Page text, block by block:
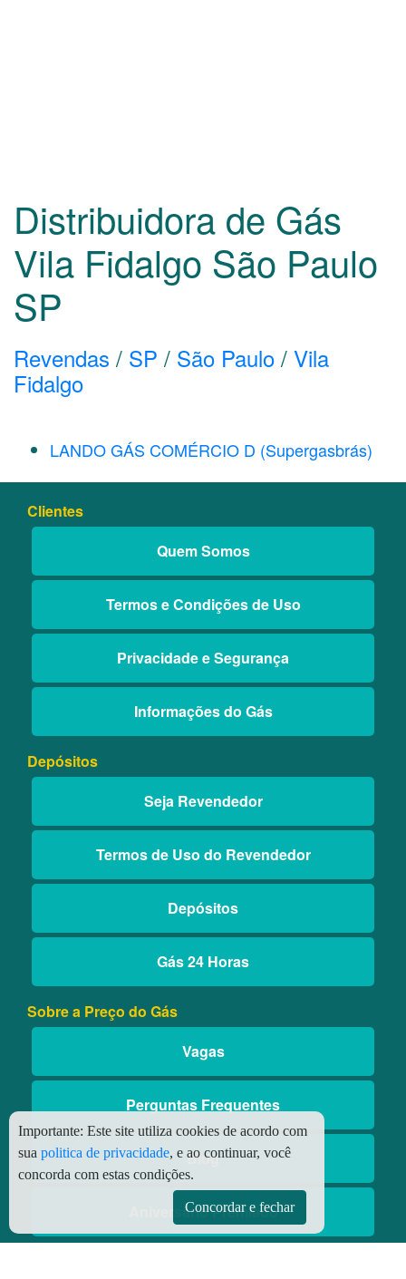
Distribuidora de Gás
Vila Fidalgo São Paulo
SP
Revendas / SP / São Paulo / Vila
Fidalgo
LANDO GÁS COMÉRCIO D (Supergasbrás)
Clientes
Quem Somos
Termos e Condições de Uso
Privacidade e Segurança
Informações do Gás
Depósitos
Seja Revendedor
Termos de Uso do Revendedor
Depósitos
Gás 24 Horas
Sobre a Preço do Gás
Vagas
Perguntas Frequentes
Blog
Aniversário Premiado
Importante: Este site utiliza cookies de acordo com
sua politica de privacidade, e ao continuar, você
concorda com estas condições.
Concordar e fechar